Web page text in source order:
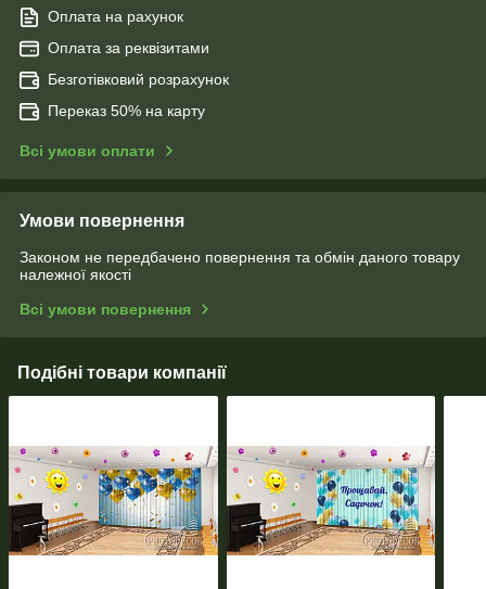
Оплата на рахунок
Оплата за реквізитами
Безготівковий розрахунок
Переказ 50% на карту
Всі умови оплати
Умови повернення
Законом не передбачено повернення та обмін даного товару
належної якості
Всі умови повернення
Подібні товари компанії